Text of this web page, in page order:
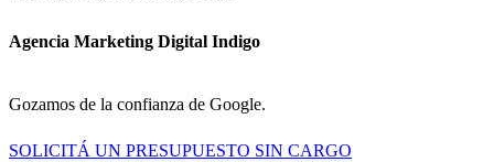
Agencia Marketing Digital Indigo
Gozamos de la confianza de Google.
SOLICITÁ UN PRESUPUESTO SIN CARGO